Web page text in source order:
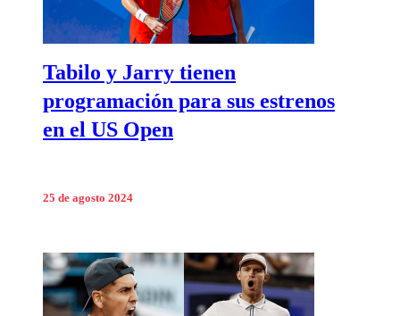
Tabilo y Jarry tienen
programación para sus estrenos
en el US Open
25 de agosto 2024